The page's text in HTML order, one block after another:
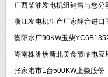
广西柴油发电机组销售与您
浙江发电机生产厂家静音进口
衡阳水厂90KW玉柴
湖南株洲焕新北美食节临电应
张家港市1台500KW上柴股份